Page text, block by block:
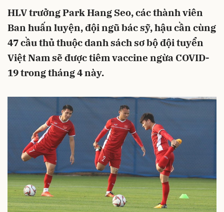
HLV trưởng Park Hang Seo, các thành viên
Ban huấn luyện, đội ngũ bác sỹ, hậu cần cùng
47 cầu thủ thuộc danh sách sơ bộ đội tuyển
Việt Nam sẽ được tiêm vaccine ngừa COVID-
19 trong tháng 4 này.